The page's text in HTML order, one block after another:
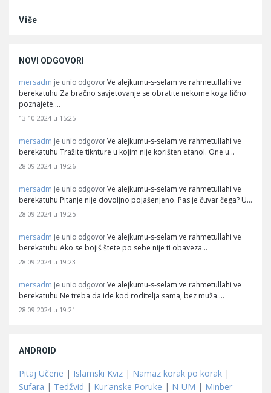
Više
NOVI ODGOVORI
mersadm je unio odgovor Ve alejkumu-s-selam ve rahmetullahi ve
berekatuhu Za bračno savjetovanje se obratite nekome koga lično
poznajete.…
13.10.2024 u 15:25
mersadm je unio odgovor Ve alejkumu-s-selam ve rahmetullahi ve
berekatuhu Tražite tiknture u kojim nije korišten etanol. One u…
28.09.2024 u 19:26
mersadm je unio odgovor Ve alejkumu-s-selam ve rahmetullahi ve
berekatuhu Pitanje nije dovoljno pojašenjeno. Pas je čuvar čega? U…
28.09.2024 u 19:25
mersadm je unio odgovor Ve alejkumu-s-selam ve rahmetullahi ve
berekatuhu Ako se bojiš štete po sebe nije ti obaveza…
28.09.2024 u 19:23
mersadm je unio odgovor Ve alejkumu-s-selam ve rahmetullahi ve
berekatuhu Ne treba da ide kod roditelja sama, bez muža.…
28.09.2024 u 19:21
ANDROID
Pitaj Učene | Islamski Kviz | Namaz korak po korak |
Sufara | Tedžvid | Kur'anske Poruke | N-UM | Minber